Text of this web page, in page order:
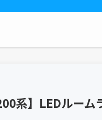
系】LEDルー